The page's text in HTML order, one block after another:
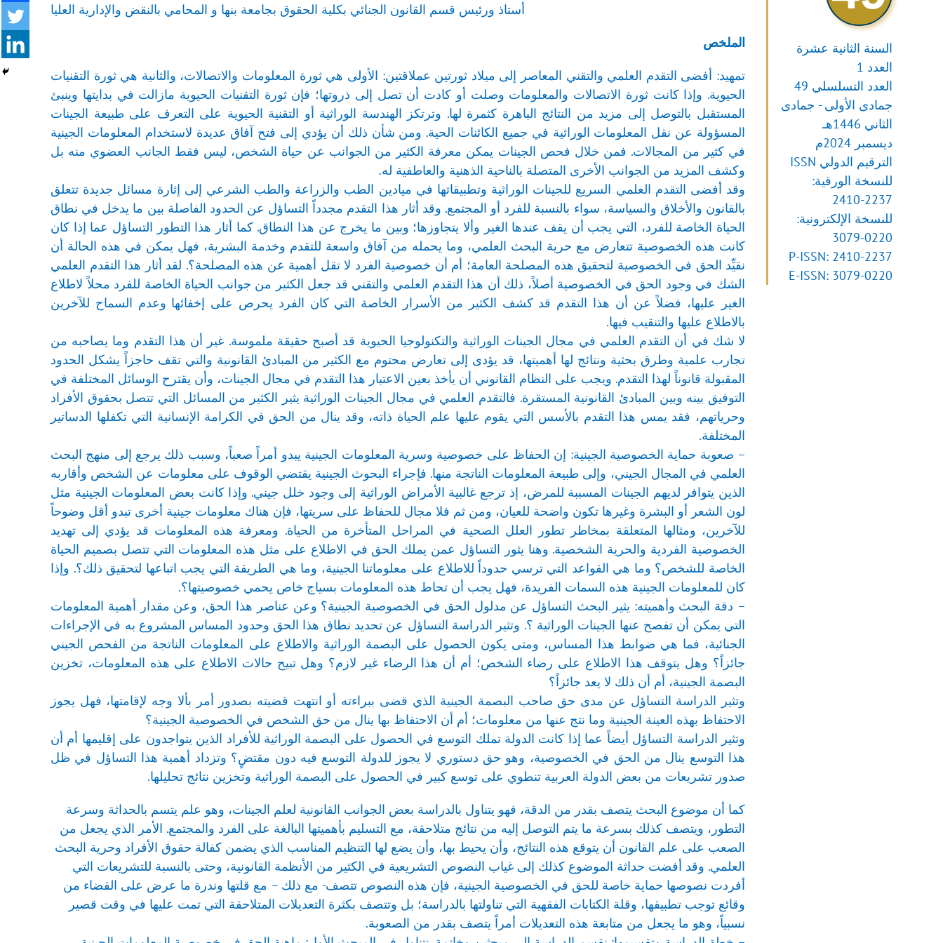
أستاذ ورئيس قسم القانون الجنائي بكلية الحقوق بجامعة بنها و المحامي بالنقض والإدارية العليا
الملخص
تمهيد: أفضى التقدم العلمي والتقني المعاصر إلى ميلاد ثورتين عملاقتين: الأولى هي ثورة المعلومات والاتصالات، والثانية هي ثورة التقنيات
الحيوية. وإذا كانت ثورة الاتصالات والمعلومات وصلت أو كادت أن تصل إلى ذروتها؛ فإن ثورة التقنيات الحيوية مازالت في بدايتها وينبئ
المستقبل بالتوصل إلى مزيد من النتائج الباهرة كثمرة لها. وترتكز الهندسة الوراثية أو التقنية الحيوية على التعرف على طبيعة الجينات
المسؤولة عن نقل المعلومات الوراثية في جميع الكائنات الحية. ومن شأن ذلك أن يؤدي إلى فتح آفاق عديدة لاستخدام المعلومات الجينية
في كثير من المجالات. فمن خلال فحص الجينات يمكن معرفة الكثير من الجوانب عن حياة الشخص، ليس فقط الجانب العضوي منه بل
وكشف المزيد من الجوانب الأخرى المتصلة بالناحية الذهنية والعاطفية له.
وقد أفضى التقدم العلمي السريع للجينات الوراثية وتطبيقاتها في ميادين الطب والزراعة والطب الشرعي إلى إثارة مسائل جديدة تتعلق
بالقانون والأخلاق والسياسة، سواء بالنسبة للفرد أو المجتمع. وقد أثار هذا التقدم مجدداً التساؤل عن الحدود الفاصلة بين ما يدخل في نطاق
الحياة الخاصة للفرد، التي يجب أن يقف عندها الغير وألا يتجاوزها؛ وبين ما يخرج عن هذا النطاق. كما أثار هذا التطور التساؤل عما إذا كان
كانت هذه الخصوصية تتعارض مع حرية البحث العلمي، وما يحمله من آفاق واسعة للتقدم وخدمة البشرية، فهل يمكن في هذه الحالة أن
نقيِّد الحق في الخصوصية لتحقيق هذه المصلحة العامة؛ أم أن خصوصية الفرد لا تقل أهمية عن هذه المصلحة؟. لقد أثار هذا التقدم العلمي
الشك في وجود الحق في الخصوصية أصلاً، ذلك أن هذا التقدم العلمي والتقني قد جعل الكثير من جوانب الحياة الخاصة للفرد محلاً لاطلاع
الغير عليها، فضلاً عن أن هذا التقدم قد كشف الكثير من الأسرار الخاصة التي كان الفرد يحرص على إخفائها وعدم السماح للآخرين
بالاطلاع عليها والتنقيب فيها.
لا شك في أن التقدم العلمي في مجال الجينات الوراثية والتكنولوجيا الحيوية قد أصبح حقيقة ملموسة. غير أن هذا التقدم وما يصاحبه من
تجارب علمية وطرق بحثية ونتائج لها أهميتها، قد يؤدى إلى تعارض محتوم مع الكثير من المبادئ القانونية والتي تقف حاجزاً يشكل الحدود
المقبولة قانوناً لهذا التقدم. ويجب على النظام القانوني أن يأخذ بعين الاعتبار هذا التقدم في مجال الجينات، وأن يقترح الوسائل المختلفة في
التوفيق بينه وبين المبادئ القانونية المستقرة. فالتقدم العلمي في مجال الجينات الوراثية يثير الكثير من المسائل التي تتصل بحقوق الأفراد
وحرياتهم، فقد يمس هذا التقدم بالأسس التي يقوم عليها علم الحياة ذاته، وقد ينال من الحق في الكرامة الإنسانية التي تكفلها الدساتير
المختلفة.
– صعوبة حماية الخصوصية الجينية: إن الحفاظ على خصوصية وسرية المعلومات الجينية يبدو أمراً صعباً، وسبب ذلك يرجع إلى منهج البحث
العلمي في المجال الجيني، وإلى طبيعة المعلومات الناتجة منها. فإجراء البحوث الجينية يقتضي الوقوف على معلومات عن الشخص وأقاربه
الذين يتوافر لديهم الجينات المسببة للمرض، إذ ترجع غالبية الأمراض الوراثية إلى وجود خلل جيني. وإذا كانت بعض المعلومات الجينية مثل
لون الشعر أو البشرة وغيرها تكون واضحة للعيان، ومن ثم فلا مجال للحفاظ على سريتها، فإن هناك معلومات جينية أخرى تبدو أقل وضوحاً
للآخرين، ومثالها المتعلقة بمخاطر تطور العلل الصحية في المراحل المتأخرة من الحياة. ومعرفة هذه المعلومات قد يؤدي إلى تهديد
الخصوصية الفردية والحرية الشخصية. وهنا يثور التساؤل عمن يملك الحق في الاطلاع على مثل هذه المعلومات التي تتصل بصميم الحياة
الخاصة للشخص؟ وما هي القواعد التي ترسي حدوداً للاطلاع على معلوماتنا الجينية، وما هي الطريقة التي يجب اتباعها لتحقيق ذلك؟. وإذا
كان للمعلومات الجينية هذه السمات الفريدة، فهل يجب أن تحاط هذه المعلومات بسياج خاص يحمي خصوصيتها؟.
– دقة البحث وأهميته: يثير البحث التساؤل عن مدلول الحق في الخصوصية الجينية؟ وعن عناصر هذا الحق، وعن مقدار أهمية المعلومات
التي يمكن أن تفصح عنها الجينات الوراثية ؟. وتثير الدراسة التساؤل عن تحديد نطاق هذا الحق وحدود المساس المشروع به في الإجراءات
الجنائية، فما هي ضوابط هذا المساس، ومتى يكون الحصول على البصمة الوراثية والاطلاع على المعلومات الناتجة من الفحص الجيني
جائزاً؟ وهل يتوقف هذا الاطلاع على رضاء الشخص؛ أم أن هذا الرضاء غير لازم؟ وهل تبيح حالات الاطلاع على هذه المعلومات، تخزين
البصمة الجينية، أم أن ذلك لا يعد جائزاً؟
وتثير الدراسة التساؤل عن مدى حق صاحب البصمة الجينية الذي قضى ببراءته أو انتهت قضيته بصدور أمر بألا وجه لإقامتها، فهل يجوز
الاحتفاظ بهذه العينة الجينية وما نتج عنها من معلومات؛ أم أن الاحتفاظ بها ينال من حق الشخص في الخصوصية الجينية؟
وتثير الدراسة التساؤل أيضاً عما إذا كانت الدولة تملك التوسع في الحصول على البصمة الوراثية للأفراد الذين يتواجدون على إقليمها أم أن
هذا التوسع ينال من الحق في الخصوصية، وهو حق دستوري لا يجوز للدولة التوسع فيه دون مقتضٍ؟ وتزداد أهمية هذا التساؤل في ظل
صدور تشريعات من بعض الدولة العربية تنطوي على توسع كبير في الحصول على البصمة الوراثية وتخزين نتائج تحليلها.
كما أن موضوع البحث يتصف بقدر من الدقة، فهو يتناول بالدراسة بعض الجوانب القانونية لعلم الجينات، وهو علم يتسم بالحداثة وسرعة
التطور، ويتصف كذلك بسرعة ما يتم التوصل إليه من نتائج متلاحقة، مع التسليم بأهميتها البالغة على الفرد والمجتمع. الأمر الذي يجعل من
الصعب على علم القانون أن يتوقع هذه النتائج، وأن يحيط بها، وأن يضع لها التنظيم المناسب الذي يضمن كفالة حقوق الأفراد وحرية البحث
العلمي. وقد أفضت حداثة الموضوع كذلك إلى غياب النصوص التشريعية في الكثير من الأنظمة القانونية، وحتى بالنسبة للتشريعات التي
أفردت نصوصها حماية خاصة للحق في الخصوصية الجينية، فإن هذه النصوص تتصف- مع ذلك – مع قلتها وندرة ما عرض على القضاء من
وقائع توجب تطبيقها، وقلة الكتابات الفقهية التي تناولتها بالدراسة؛ بل وتتصف بكثرة التعديلات المتلاحقة التي تمت عليها في وقت قصير
نسبياً، وهو ما يجعل من متابعة هذه التعديلات أمراً يتصف بقدر من الصعوبة.
السنة الثانية عشرة
العدد 1
العدد التسلسلي 49
جمادى الأولى - جمادى
الثاني 1446هـ
ديسمبر 2024م
الترقيم الدولي ISSN
للنسخة الورقية:
2410-2237
للنسخة الإلكترونية:
3079-0220
P-ISSN: 2410-2237
E-ISSN: 3079-0220